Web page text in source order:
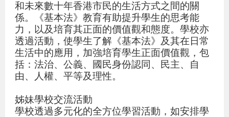
和未來數十年香港市民的生活方式之間的關
係。《基本法》教育有助提升學生的思考能
力，以及培育其正面的價值觀和態度。學校亦
透過活動，使學生了解《基本法》及其在日常
生活中的應用，加強培育學生正面價值觀，包
括：法治、公義、國民身份認同、民主、自
由、人權、平等及理性。
姊妹學校交流活動
學校透過多元化的全方位學習活動，如安排學